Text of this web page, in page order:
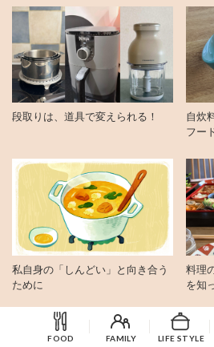
FOOD FAMILY LIFE STYLE
段取りは、道具で変えられる！
自炊
フー
私自身の「しんどい」と向き合う
ために
料理
を知
もっとみる